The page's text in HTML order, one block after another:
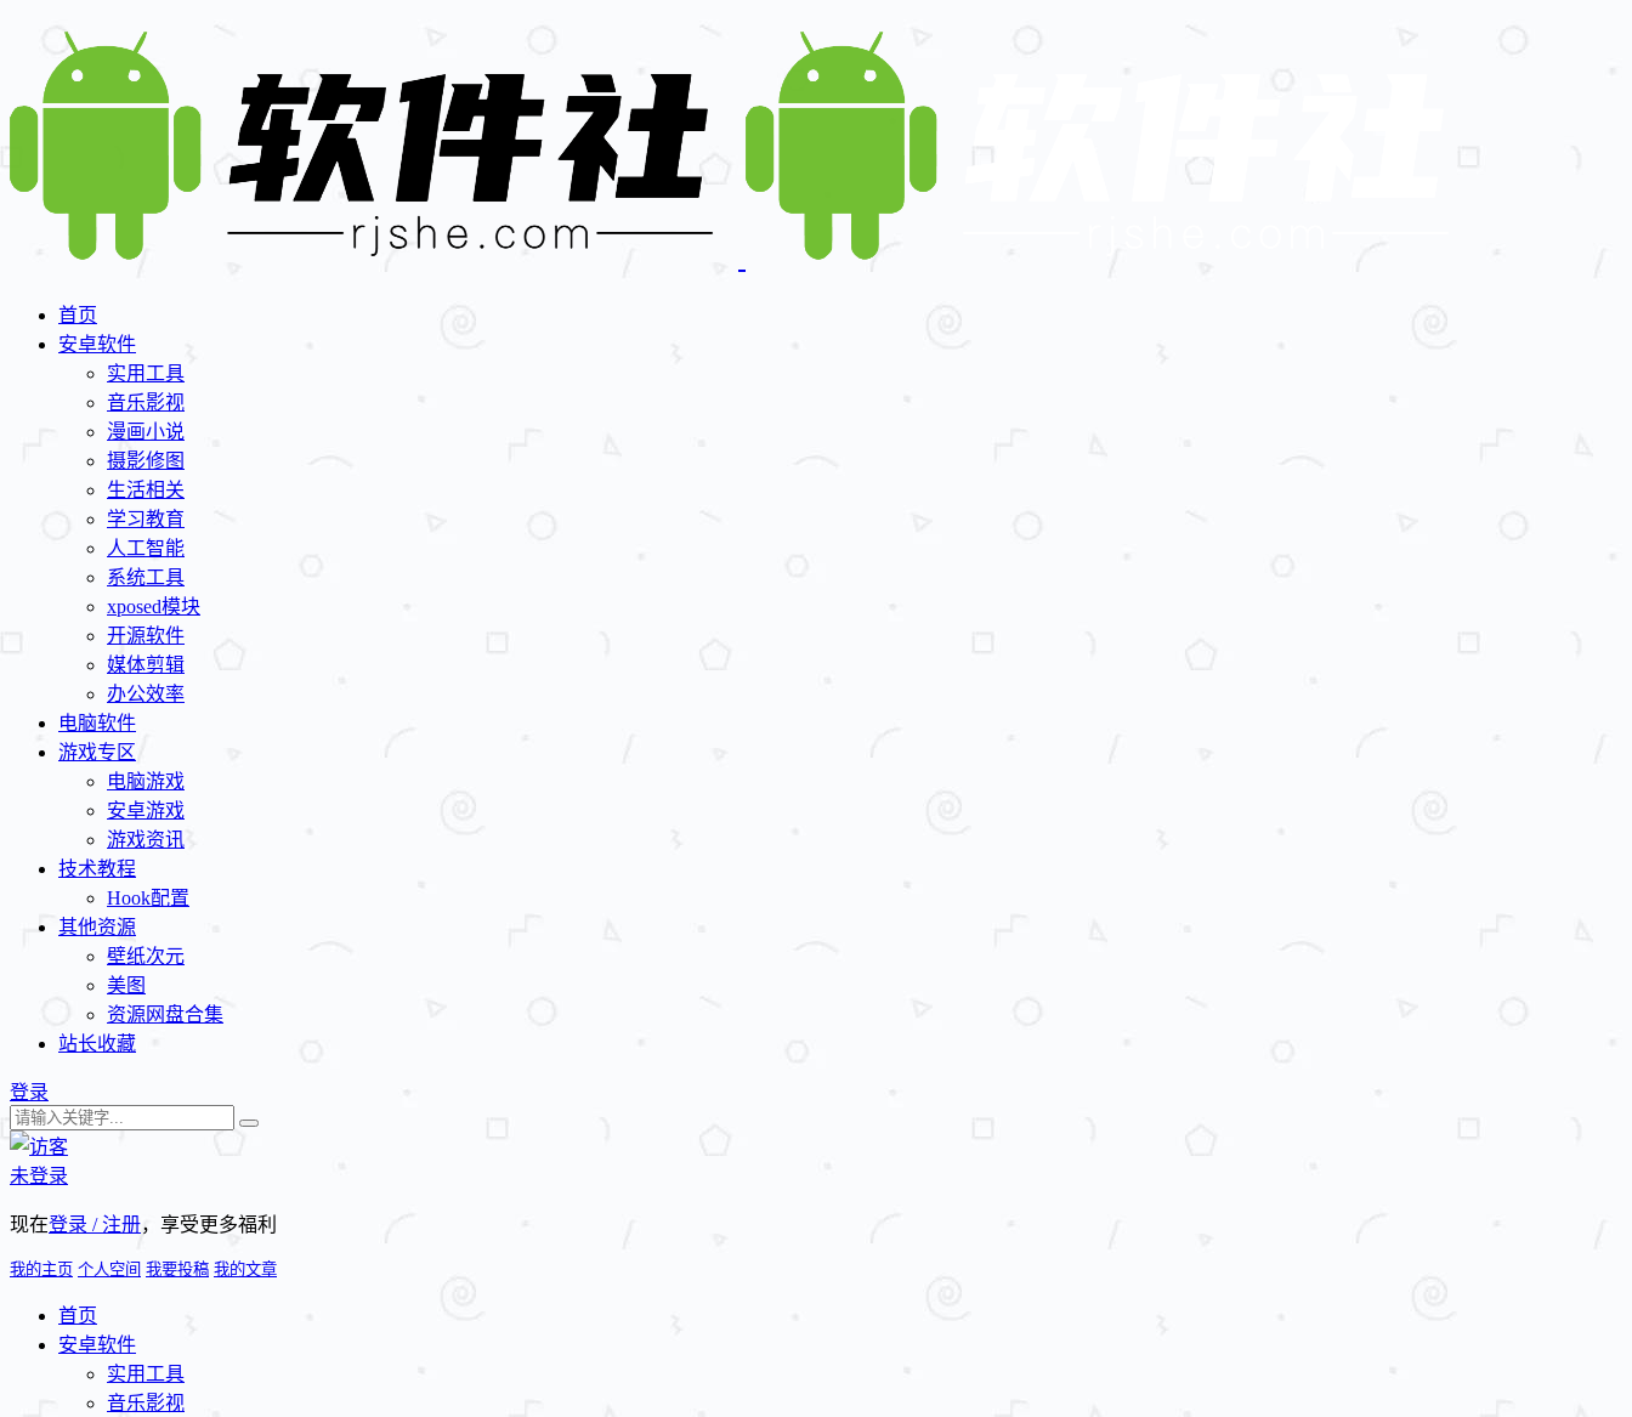
首页
安卓软件
实用工具
音乐影视
漫画小说
摄影修图
生活相关
学习教育
人工智能
系统工具
xposed模块
开源软件
媒体剪辑
办公效率
电脑软件
游戏专区
电脑游戏
安卓游戏
游戏资讯
技术教程
Hook配置
其他资源
壁纸次元
美图
资源网盘合集
站长收藏
登录
未登录
现在登录 / 注册，享受更多福利
我的主页 个人空间 我要投稿 我的文章
首页
安卓软件
实用工具
音乐影视